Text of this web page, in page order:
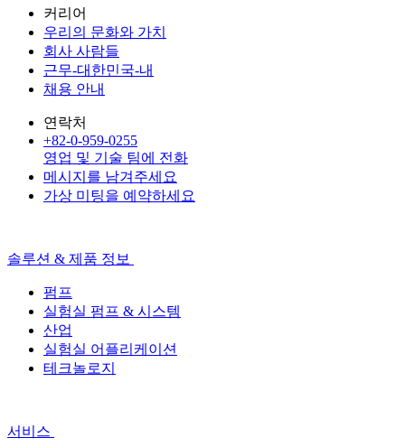
커리어
우리의 문화와 가치
회사 사람들
근무-대한민국-내
채용 안내
연락처
+82-0-959-0255
영업 및 기술 팀에 전화
메시지를 남겨주세요
가상 미팅을 예약하세요
솔루션 & 제품 정보
펌프
실험실 펌프 & 시스템
산업
실험실 어플리케이션
테크놀로지
서비스